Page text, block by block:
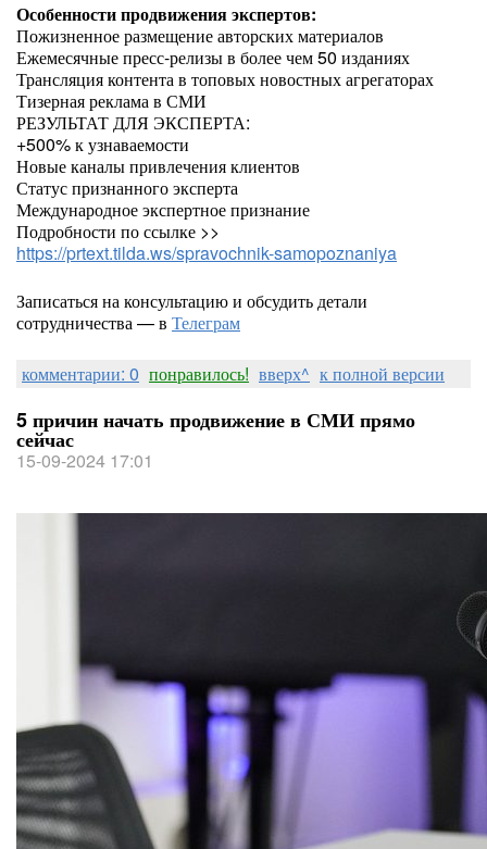
Особенности продвижения экспертов:
Пожизненное размещение авторских материалов
Ежемесячные пресс-релизы в более чем 50 изданиях
Трансляция контента в топовых новостных агрегаторах
Тизерная реклама в СМИ
РЕЗУЛЬТАТ ДЛЯ ЭКСПЕРТА:
+500% к узнаваемости
Новые каналы привлечения клиентов
Статус признанного эксперта
Международное экспертное признание
Подробности по ссылке >>
https://prtext.tilda.ws/spravochnik-samopoznaniya
Записаться на консультацию и обсудить детали
сотрудничества — в Телеграм
комментарии: 0 понравилось! вверх^ к полной версии
5 причин начать продвижение в СМИ прямо
сейчас
15-09-2024 17:01